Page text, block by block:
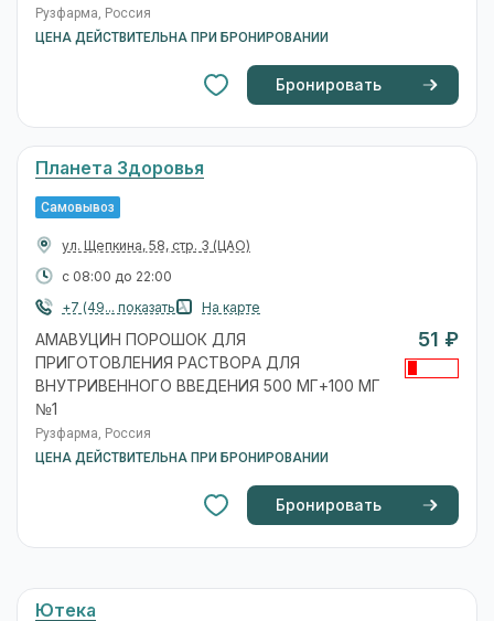
Рузфарма, Россия
ЦЕНА ДЕЙСТВИТЕЛЬНА ПРИ БРОНИРОВАНИИ
Бронировать
Планета Здоровья
Самовывоз
ул. Щепкина, 58, стр. 3 (ЦАО)
с 08:00 до 22:00
+7 (49... показать
На карте
АМАВУЦИН ПОРОШОК ДЛЯ
ПРИГОТОВЛЕНИЯ РАСТВОРА ДЛЯ
ВНУТРИВЕННОГО ВВЕДЕНИЯ 500 МГ+100 МГ
№1
Рузфарма, Россия
ЦЕНА ДЕЙСТВИТЕЛЬНА ПРИ БРОНИРОВАНИИ
51 ₽
Бронировать
Ютека